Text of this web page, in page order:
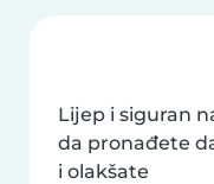
Lijep i siguran
da pronađete
i olakšate